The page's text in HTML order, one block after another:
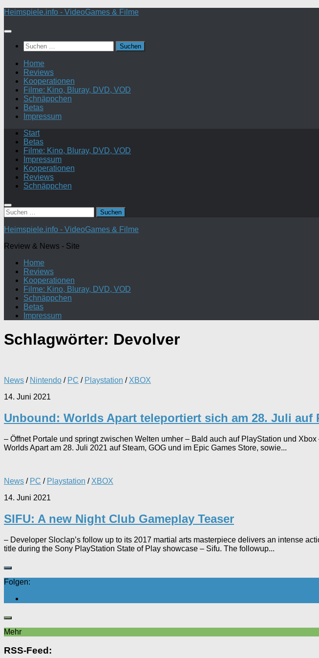
Zum
springen
Heimspiele.info - VideoGames & Filme
Suchen
nach:
Home
Reviews
Kooperationen
Filme: Kino, Bluray, DVD, VOD
Schnäppchen
Betas
Impressum
Start
Betas
Filme: Kino, Bluray, DVD, VOD
Impressum
Kooperationen
Reviews
Schnäppchen
Suchen
nach:
Heimspiele.info - VideoGames & Filme
Review & News - Site
Home
Reviews
Kooperationen
Filme: Kino, Bluray, DVD, VOD
Schnäppchen
Betas
Impressum
Schlagwörter: Devolver
News / Nintendo / PC / Playstation / XBOX
14. Juni 2021
Unbound: Worlds Apart teleportiert sich am 28. Juli
– Öffnet Portale und springt zwischen Welten umher – Bald auch auf PlayStation und
Worlds Apart am 28. Juli 2021 auf Steam, GOG und im Epic Games Store, sowie...
News / PC / Playstation / XBOX
14. Juni 2021
SIFU: A new Night Club Gameplay Teaser
– Developer Sloclap’s follow up to its 2017 martial arts masterpiece delivers an intense
title during the Sony PlayStation State of Play showcase – Sifu. The followup...
Folgen:
Mehr
RSS-Feed: